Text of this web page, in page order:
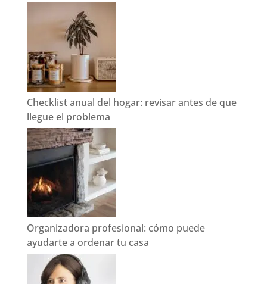
Checklist anual del hogar: revisar antes de que
llegue el problema
Organizadora profesional: cómo puede
ayudarte a ordenar tu casa